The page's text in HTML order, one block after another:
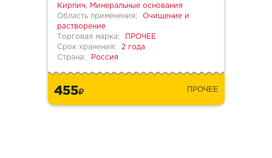
Кирпич, Минеральные основания
Область применения:
Очищение и
растворение
Торговая марка:
ПРОЧЕЕ
Срок хранения:
2 года
Страна:
Россия
455 ПРОЧЕЕ